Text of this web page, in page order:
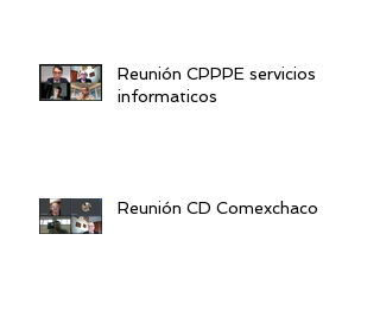
Reunión CPPPE servicios
informaticos
Reunión CD Comexchaco